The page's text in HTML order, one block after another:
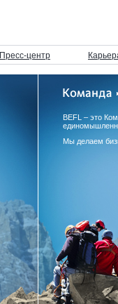
Пресс-центр
BEFL – это
Мы делаем